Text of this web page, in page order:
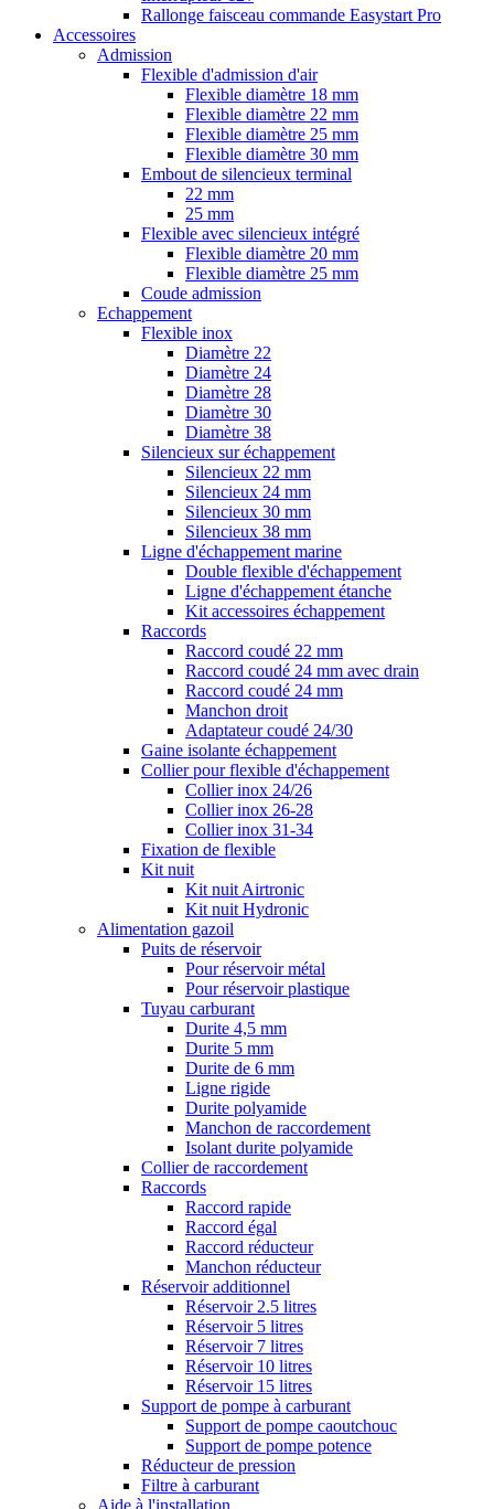
Rallonge faisceau commande Easystart Pro
Accessoires
Admission
Flexible d'admission d'air
Flexible diamètre 18 mm
Flexible diamètre 22 mm
Flexible diamètre 25 mm
Flexible diamètre 30 mm
Embout de silencieux terminal
22 mm
25 mm
Flexible avec silencieux intégré
Flexible diamètre 20 mm
Flexible diamètre 25 mm
Coude admission
Echappement
Flexible inox
Diamètre 22
Diamètre 24
Diamètre 28
Diamètre 30
Diamètre 38
Silencieux sur échappement
Silencieux 22 mm
Silencieux 24 mm
Silencieux 30 mm
Silencieux 38 mm
Ligne d'échappement marine
Double flexible d'échappement
Ligne d'échappement étanche
Kit accessoires échappement
Raccords
Raccord coudé 22 mm
Raccord coudé 24 mm avec drain
Raccord coudé 24 mm
Manchon droit
Adaptateur coudé 24/30
Gaine isolante échappement
Collier pour flexible d'échappement
Collier inox 24/26
Collier inox 26-28
Collier inox 31-34
Fixation de flexible
Kit nuit
Kit nuit Airtronic
Kit nuit Hydronic
Alimentation gazoil
Puits de réservoir
Pour réservoir métal
Pour réservoir plastique
Tuyau carburant
Durite 4,5 mm
Durite 5 mm
Durite de 6 mm
Ligne rigide
Durite polyamide
Manchon de raccordement
Isolant durite polyamide
Collier de raccordement
Raccords
Raccord rapide
Raccord égal
Raccord réducteur
Manchon réducteur
Réservoir additionnel
Réservoir 2.5 litres
Réservoir 5 litres
Réservoir 7 litres
Réservoir 10 litres
Réservoir 15 litres
Support de pompe à carburant
Support de pompe caoutchouc
Support de pompe potence
Réducteur de pression
Filtre à carburant
Aide à l'installation